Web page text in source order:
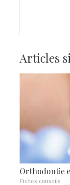
Articles
Orthodontie
Fiches conseils